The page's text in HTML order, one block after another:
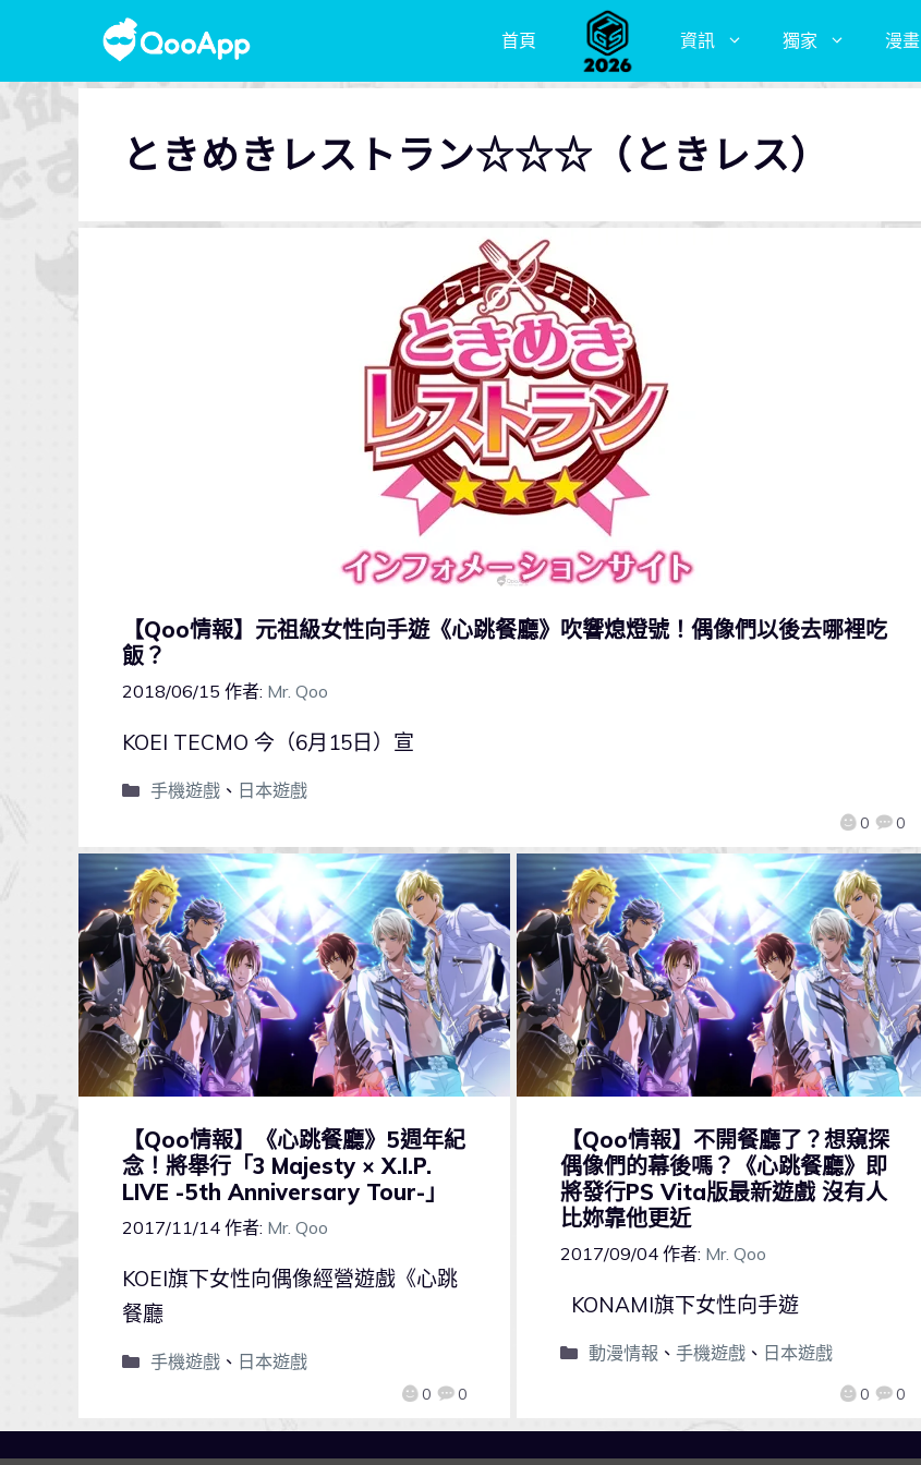
首頁 資訊 獨家 漫畫
ときめきレストラン☆☆☆（ときレス）
【Qoo情報】元祖級女性向手遊《心跳餐廳》吹響熄燈號！偶像們以後去哪裡吃
飯？
2018/06/15 作者: Mr. Qoo
0 0
KOEI TECMO 今（6月15日）宣
手機遊戲、 日本遊戲
【Qoo情報】《心跳餐廳》5週年紀
念！將舉行「3 Majesty × X.I.P.
LIVE -5th Anniversary Tour-」
2017/11/14 作者: Mr. Qoo
0 0
KOEI旗下女性向偶像經營遊戲《心跳
餐廳
手機遊戲、 日本遊戲
【Qoo情報】不開餐廳了？想窺探
偶像們的幕後嗎？《心跳餐廳》即
將發行PS Vita版最新遊戲 沒有人
比妳靠他更近
2017/09/04 作者: Mr. Qoo
0 0
KONAMI旗下女性向手遊
動漫情報 、 手機遊戲、 日本遊戲